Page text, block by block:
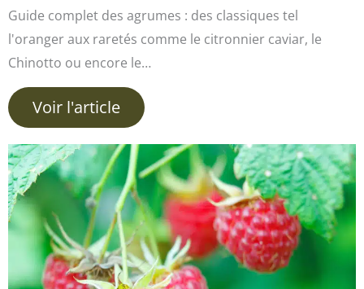
Guide complet des agrumes : des classiques tel
l'oranger aux raretés comme le citronnier caviar, le
Chinotto ou encore le…
Voir l'article